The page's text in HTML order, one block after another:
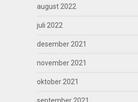
august 2022
juli 2022
desember 2021
november 2021
oktober 2021